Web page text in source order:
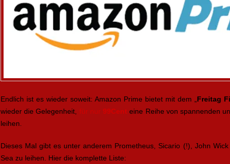
Endlich ist es wieder soweit: Amazon Prime bietet mit dem „ Freitag
wieder die Gelegenheit, für nur 99Cent eine Reihe von spannenden
leihen.
Dieses Mal gibt es unter anderem Prometheus, Sicario (!), John
Sea zu leihen. Hier die komplette Liste: